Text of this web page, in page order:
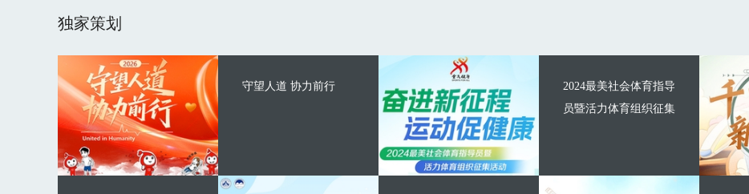
独家策划
守望人道 协力前行
2024最美社会体育指导
员暨活力体育组织征集